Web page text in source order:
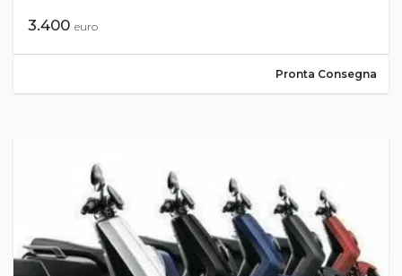
3.400 euro
Pronta Consegna